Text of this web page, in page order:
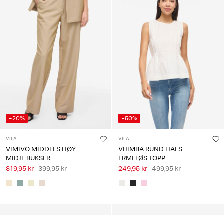
-20%
VILA
VIMIVO MIDDELS HØY
MIDJE BUKSER
319,95 kr 399,95 kr
-50%
VILA
VIJIMBA RUND HALS
ERMELØS TOPP
249,95 kr 499,95 kr